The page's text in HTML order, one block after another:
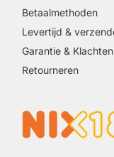
Betaalmethoden
Levertijd &
Garantie & Klachten
Retourneren